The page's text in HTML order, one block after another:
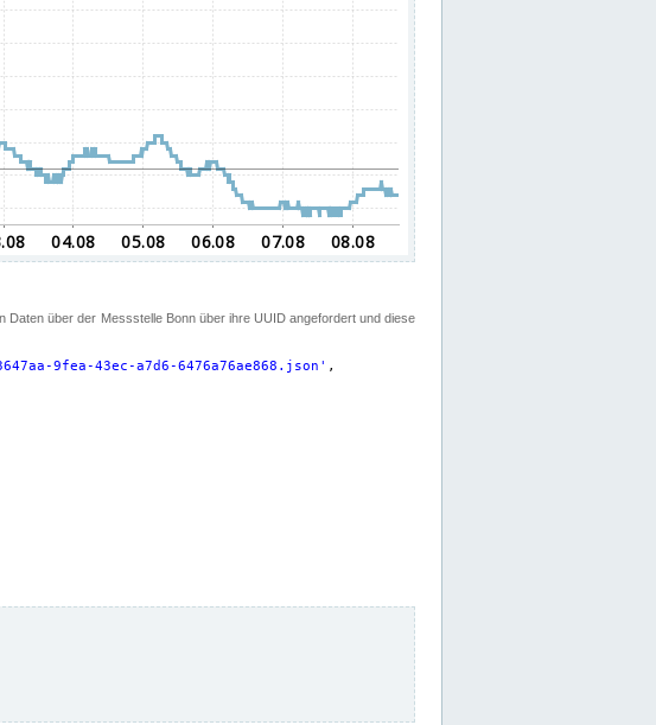
Daten über der Messstelle Bonn über ihre UUID angefordert und diese
9fea-43ec-a7d6-6476a76ae868.json ' ,